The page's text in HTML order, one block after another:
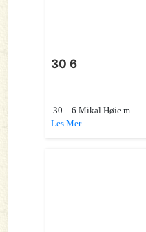
30 6
30 – 6 Mikal Høie m
Les Mer